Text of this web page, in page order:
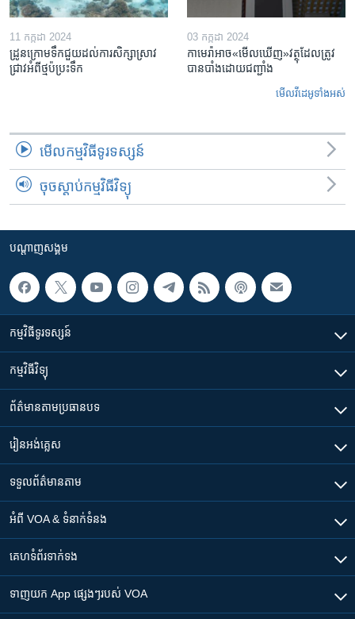
11 កក្កដា 2024
ដ្រូនក្រោមទឹកជួយដល់ការសិក្សាស្រាវ
ជ្រាវអំពីថ្មប៉ប្រះទឹក
03 កក្កដា 2024
កាមេរ៉ា​អាច«មើលឃើញ»​វត្ថុ​ដែលត្រូវ
បាន​បាំងដោយ​ជញ្ជាំង
មើល​វីដេអូ​ទាំង​អស់
មើល​កម្មវិធី​ទូរទស្សន៍
ចុចស្តាប់កម្មវិធីវិទ្យុ
បណ្តាញ​សង្គម
កម្មវិធី​ទូរទស្សន៍
កម្មវិធី​វិទ្យុ
ព័ត៌មាន​តាមប្រធានបទ​
រៀន​​អង់គ្លេស
ទទួល​ព័ត៌មាន​តាម
អំពី​ VOA & ទំនាក់ទំនង
គេហទំព័រ​​ទាក់ទង
ទាញយក​ App ផ្សេងៗ​របស់​ VOA